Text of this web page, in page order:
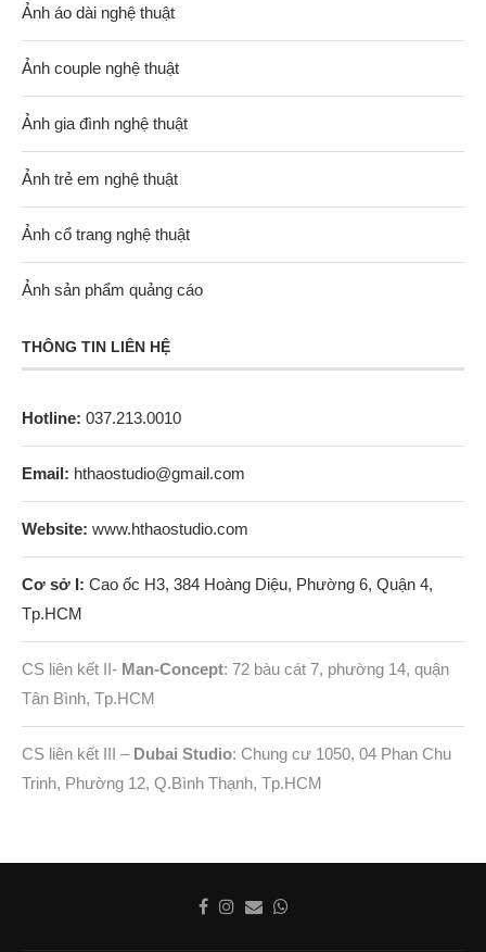
Ảnh áo dài nghệ thuật
Ảnh couple nghệ thuật
Ảnh gia đình nghệ thuật
Ảnh trẻ em nghệ thuật
Ảnh cổ trang nghệ thuật
Ảnh sản phẩm quảng cáo
THÔNG TIN LIÊN HỆ
Hotline: 037.213.0010
Email: hthaostudio@gmail.com
Website: www.hthaostudio.com
Cơ sở I: Cao ốc H3, 384 Hoàng Diệu, Phường 6, Quận 4,
Tp.HCM
CS liên kết II- Man-Concept: 72 bàu cát 7, phường 14, quận
Tân Bình, Tp.HCM
CS liên kết III – Dubai Studio: Chung cư 1050, 04 Phan Chu
Trinh, Phường 12, Q.Bình Thạnh, Tp.HCM